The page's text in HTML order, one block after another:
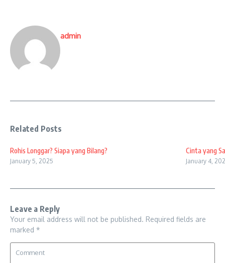
admin
Related Posts
Rohis Longgar? Siapa yang Bilang?
January 5, 2025
Cinta yang
January 4,
Leave a Reply
Your email address will not be published. Required fields are
marked *